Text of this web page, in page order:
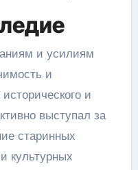
и усилиям
и
и
выступал за
старинных
культурных